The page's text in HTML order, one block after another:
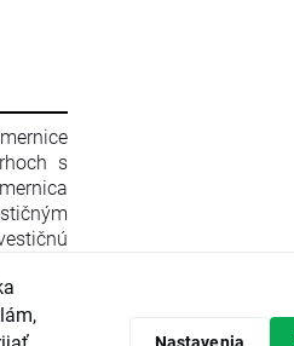
s
Nastavenia